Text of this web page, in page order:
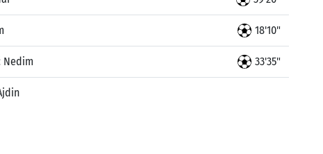
18'10"
Nedim 33'35"